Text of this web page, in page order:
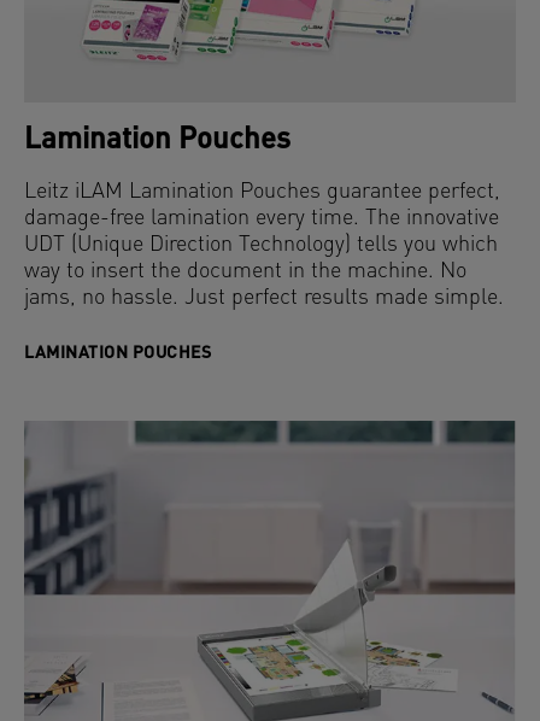
Lamination Pouches
Leitz iLAM Lamination Pouches guarantee perfect,
damage-free lamination every time. The innovative
UDT (Unique Direction Technology) tells you which
way to insert the document in the machine. No
jams, no hassle. Just perfect results made simple.
LAMINATION POUCHES